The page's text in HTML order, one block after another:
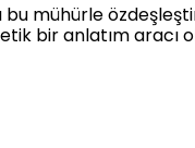
bu mühürle
bir anlatım aracı